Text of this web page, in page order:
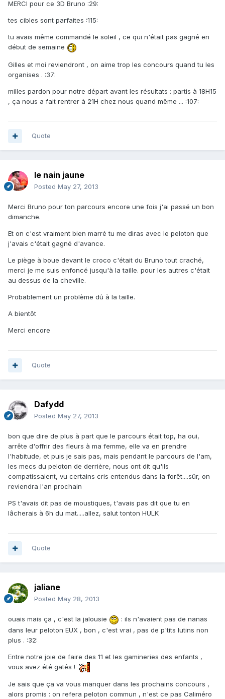
MERCI pour ce 3D Bruno :29:
tes cibles sont parfaites :115:
tu avais même commandé le soleil , ce qui n'était pas gagné en
début de semaine
Gilles et moi reviendront , on aime trop les concours quand tu les
organises . :37:
milles pardon pour notre départ avant les résultats : partis à 18H15
, ça nous a fait rentrer à 21H chez nous quand même ... :107:
Quote
le nain jaune
Posted May 27, 2013
Merci Bruno pour ton parcours encore une fois j'ai passé un bon
dimanche.
Et on c'est vraiment bien marré tu me diras avec le peloton que
j'avais c'était gagné d'avance.
Le piège à boue devant le croco c'était du Bruno tout craché,
merci je me suis enfoncé jusqu'à la taille. pour les autres c'était
au dessus de la cheville.
Probablement un problème dû à la taille.
A bientôt
Merci encore
Quote
Dafydd
Posted May 27, 2013
bon que dire de plus à part que le parcours était top, ha oui,
arrête d'offrir des fleurs à ma femme, elle va en prendre
l'habitude, et puis je sais pas, mais pendant le parcours de l'am,
les mecs du peloton de derrière, nous ont dit qu'ils
compatissaient, vu certains cris entendus dans la forêt....sûr, on
reviendra l'an prochain
PS t'avais dit pas de moustiques, t'avais pas dit que tu en
lâcherais à 6h du mat.....allez, salut tonton HULK
Quote
jaliane
Posted May 28, 2013
ouais mais ça , c'est la jalousie
: ils n'avaient pas de nanas
dans leur peloton EUX , bon , c'est vrai , pas de p'tits lutins non
plus . :32:
Entre notre joie de faire des 11 et les gamineries des enfants ,
vous avez été gatés !
Je sais que ça va vous manquer dans les prochains concours ,
alors promis : on refera peloton commun , n'est ce pas Caliméro